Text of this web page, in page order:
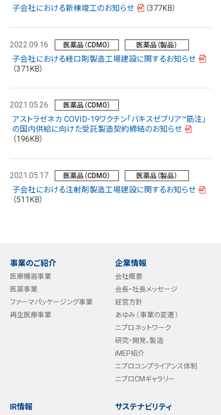
子会社における新棟竣工のお知らせ （377KB）
2022.09.16 医薬品（CDMO） 医薬品（製品）
子会社における経口剤製造工場建設に関するお知らせ
（371KB）
2021.05.26 医薬品（CDMO）
アストラゼネカ COVID-19ワクチン「バキスゼブリア™筋注」
の国内供給に向けた受託製造契約締結のお知らせ
（196KB）
2021.05.17 医薬品（CDMO） 医薬品（製品）
子会社における注射剤製造工場建設に関するお知らせ
（511KB）
事業のご紹介
医療機器事業
医薬事業
ファーマパッケージング事業
再生医療事業
企業情報
会社概要
会長・社長メッセージ
経営方針
あゆみ（ 事業の変遷 ）
ニプロネットワーク
研究・開発、製造
iMEP紹介
ニプロコンプライアンス体制
ニプロCMギャラリー
IR情報 サステナビリティ